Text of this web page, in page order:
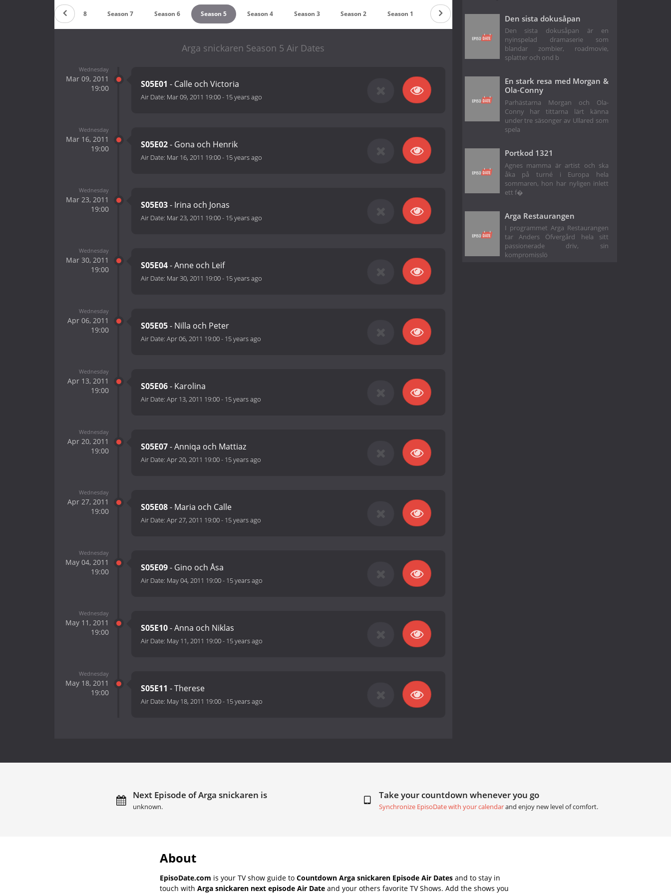
Season 8 Season 7 Season 6 Season 5 Season 4 Season 3 Season 2 Season 1
Arga snickaren Season 5 Air Dates
Wednesday
Mar 09, 2011
19:00
S05E01 - Calle och Victoria
Air Date: Mar 09, 2011 19:00- 15 years ago
Wednesday
Mar 16, 2011
19:00
S05E02- Gona och Henrik
Air Date: Mar 16, 2011 19:00- 15 years ago
Wednesday
Mar 23, 2011
19:00
S05E03- Irina och Jonas
Air Date: Mar 23, 2011 19:00- 15 years ago
Wednesday
Mar 30, 2011
19:00
S05E04- Anne och Leif
Air Date: Mar 30, 2011 19:00- 15 years ago
Wednesday
Apr 06, 2011
19:00
S05E05- Nilla och Peter
Air Date: Apr 06, 2011 19:00- 15 years ago
Wednesday
Apr 13, 2011
19:00
S05E06- Karolina
Air Date: Apr 13, 2011 19:00- 15 years ago
Wednesday
Apr 20, 2011
19:00
S05E07- Anniqa och Mattiaz
Air Date: Apr 20, 2011 19:00- 15 years ago
Wednesday
Apr 27, 2011
19:00
S05E08- Maria och Calle
Air Date: Apr 27, 2011 19:00- 15 years ago
Wednesday
May 04, 2011
19:00
S05E09- Gino och Åsa
Air Date: May 04, 2011 19:00- 15 years ago
Wednesday
May 11, 2011
19:00
S05E10- Anna och Niklas
Air Date: May 11, 2011 19:00- 15 years ago
Wednesday
May 18, 2011
19:00
S05E11 - Therese
Air Date: May 18, 2011 19:00- 15 years ago
Den sista dokusåpan
Den sista dokusåpan är en
nyinspelad dramaserie som
blandar zombier, roadmovie,
splatter och ond b
En stark resa med Morgan &
Ola-Conny
Parhästarna Morgan och Ola-
Conny har tittarna lärt känna
under tre säsonger av Ullared som
spela
Portkod 1321
Agnes mamma är artist och ska
åka på turné i Europa hela
sommaren, hon har nyligen inlett
ett f�
Arga Restaurangen
I programmet Arga Restaurangen
tar Anders Öfvergård hela sitt
passionerade driv, sin
kompromisslö
Next Episode of Arga snickaren is
unknown.
Take your countdown whenever you go
Synchronize EpisoDate with your calendarand enjoy new level of comfort.
About
EpisoDate.com is your TV show guide to Countdown Arga snickaren Episode Air Dates and to stay in
touch with Arga snickaren next episode Air Date and your others favorite TV Shows. Add the shows you